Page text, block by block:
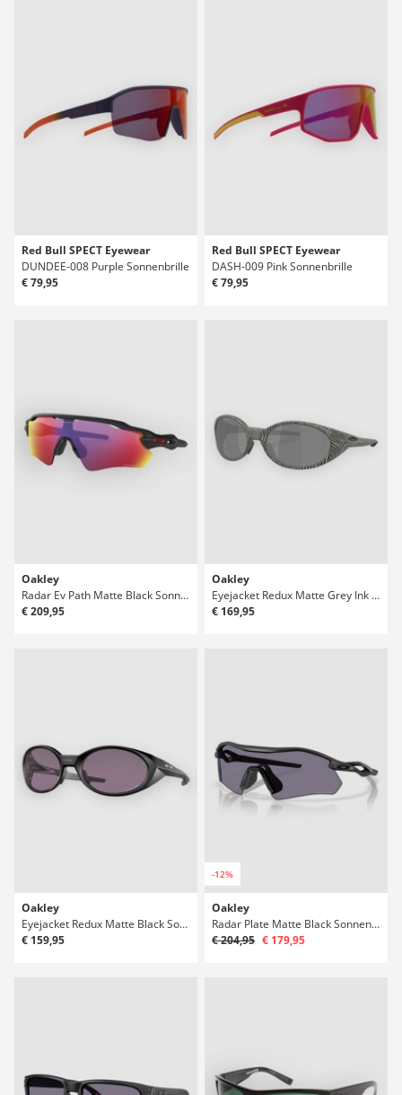
Red Bull SPECT Eyewear
DUNDEE-008 Purple Sonnenbrille
€ 79,95
Red Bull SPECT Eyewear
DASH-009 Pink Sonnenbrille
€ 79,95
Oakley
Radar Ev Path Matte Black Sonnenbrille
€ 209,95
Oakley
Eyejacket Redux Matte Grey Ink Fnpt Sonnenbrille
€ 169,95
Oakley
Eyejacket Redux Matte Black Sonnenbrille
€ 159,95
-12%
Oakley
Radar Plate Matte Black Sonnenbrille
€ 204,95 € 179,95